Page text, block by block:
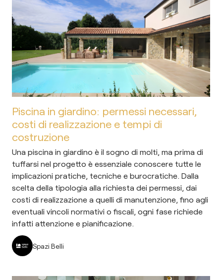
Piscina in giardino: permessi necessari,
costi di realizzazione e tempi di
costruzione
Una piscina in giardino è il sogno di molti, ma prima di
tuffarsi nel progetto è essenziale conoscere tutte le
implicazioni pratiche, tecniche e burocratiche. Dalla
scelta della tipologia alla richiesta dei permessi, dai
costi di realizzazione a quelli di manutenzione, fino agli
eventuali vincoli normativi o fiscali, ogni fase richiede
infatti attenzione e pianificazione.
Spazi Belli